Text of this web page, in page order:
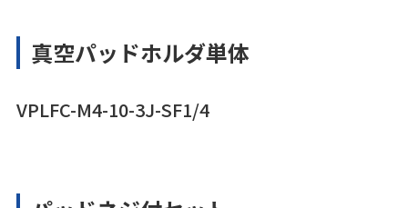
真空パッドホルダ単体
VPLFC-M4-10-3J-SF1/4